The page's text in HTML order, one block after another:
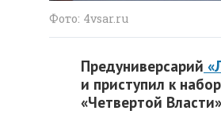
Фото: 4vsar.ru
Предуниверсарий
и приступил к
«Четвертой